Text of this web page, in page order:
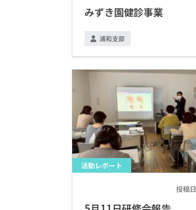
みずき園健診事業
浦和支部
活動レポート
投稿日